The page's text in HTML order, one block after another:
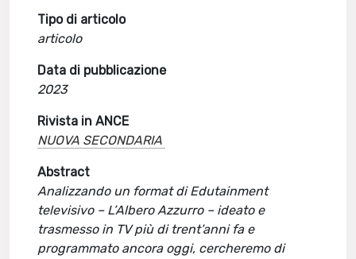
Tipo di articolo
articolo
Data di pubblicazione
2023
Rivista in ANCE
NUOVA SECONDARIA
Abstract
Analizzando un format di Edutainment
televisivo – L’Albero Azzurro – ideato e
trasmesso in TV più di trent’anni fa e
programmato ancora oggi, cercheremo di